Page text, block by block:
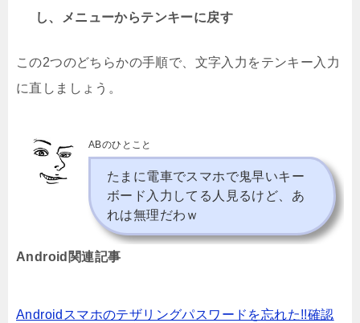
し、メニューからテンキーに戻す
この2つのどちらかの手順で、文字入力をテンキー入力
に直しましょう。
ABのひとこと
たまに電車でスマホで鬼早いキー
ボード入力してる人見るけど、あ
れは無理だわｗ
Android関連記事
Androidスマホのテザリングパスワードを忘れた!!確認